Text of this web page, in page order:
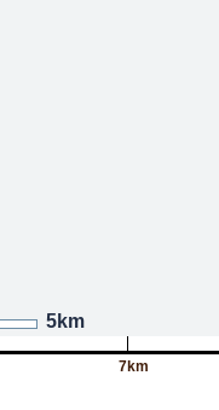
5km
7km